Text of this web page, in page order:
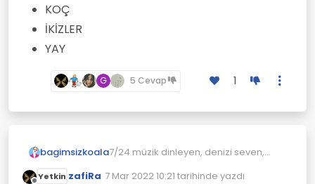
KOÇ
İKİZLER
YAY
G 5 Cevap 1
bagimsizkoala7/24 müzik dinleyen, denizi seven,
olan, her şeyin en zorunu seven,
ASLAN
Yetkin zafiRa 7 Mar 2022 10:21 tarihinde yazdı